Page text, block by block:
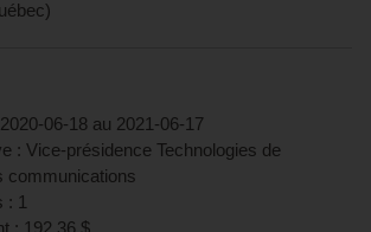
)
2020-06-18 au 2021-06-17
: Vice-présidence Technologies de
communications
: 1